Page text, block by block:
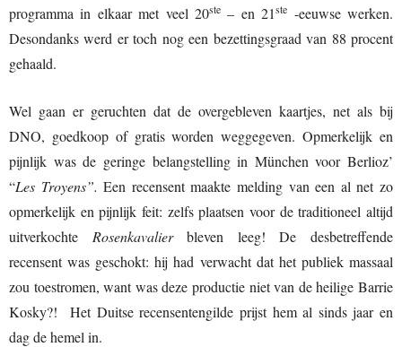
programma in elkaar met veel 20ste – en 21ste -eeuwse werken.
Desondanks werd er toch nog een bezettingsgraad van 88 procent
gehaald.
Wel gaan er geruchten dat de overgebleven kaartjes, net als bij
DNO, goedkoop of gratis worden weggegeven. Opmerkelijk en
pijnlijk was de geringe belangstelling in München voor Berlioz’
“Les Troyens”. Een recensent maakte melding van een al net zo
opmerkelijk en pijnlijk feit: zelfs plaatsen voor de traditioneel altijd
uitverkochte Rosenkavalierbleven leeg! De desbetreffende
recensent was geschokt: hij had verwacht dat het publiek massaal
zou toestromen, want was deze productie niet van de heilige Barrie
Kosky?! Het Duitse recensentengilde prijst hem al sinds jaar en
dag de hemel in.